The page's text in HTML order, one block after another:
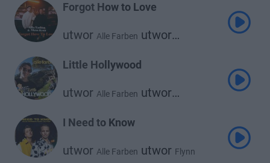
Forgot How to Love
utwor Alle Farben utwor
Little Hollywood
utwor Alle Farben utwor
I Need to Know
utwor Alle Farben utwor Flynn